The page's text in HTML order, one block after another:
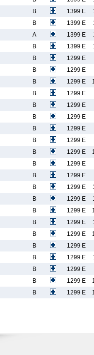
B 1399 E
B 1399 E
A 1399 E
B 1399 E
B
1299 E
B
1299 E
B 1299 E
B
1299 E
B
1299 E
B
1299 E
B
1299 E
B
1299 E
B 1299 E
B
1299 E
B
1299 E
B 1299 E
B 1299 E
B 1299 E
B 1299 E
B 1299 E
B
1299 E
B 1299 E
B
1299 E
B 1299 E
B 1299 E